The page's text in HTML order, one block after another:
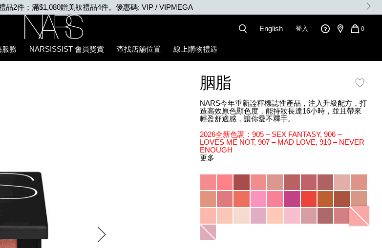
任何購物即享2X積分、滿$2,000更享3X積分
English 登入
CART
0
服務 NARSISSIST 會員獎賞 查找店舖位置 線上購物禮遇
胭脂
NARS今年重新詮釋標誌性產品，注入升級配方，打
造高效原色顯色度，能持妝長達16小時，並且帶來
輕盈舒適感，讓你愛不釋手。
2026全新色調：905 – SEX FANTASY, 906 –
LOVES ME NOT, 907 – MAD LOVE, 910 – NEVER
ENOUGH
更多
Variations